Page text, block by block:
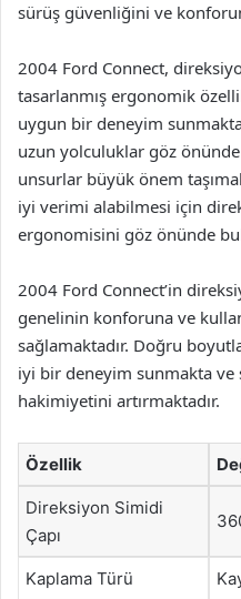
sürüş güvenliğini ve
2004 Ford Connect,
tasarlanmış ergonomik
uygun bir deneyim
uzun yolculuklar göz
unsurlar büyük önem
iyi verimi alabilmesi için
ergonomisini göz önünde
2004 Ford Connect’in
genelinin konforuna ve
sağlamaktadır. Doğru
iyi bir deneyim sunmakta ve
hakimiyetini artırmaktadır.
Özellik
Direksiyon Simidi
Çapı
Kaplama Türü